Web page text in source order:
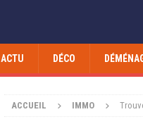
ACTU DÉCO
ACCUEIL IMMO